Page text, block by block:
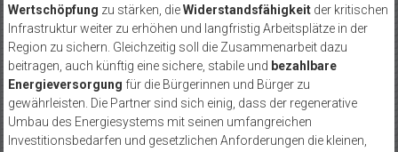
Wertschöpfung zu stärken, dieWiderstandsfähigkeitder kritischen
Infrastruktur weiter zu erhöhen und langfristig Arbeitsplätze in der
Region zu sichern. Gleichzeitig soll die Zusammenarbeit dazu
beitragen, auch künftig eine sichere, stabile und bezahlbare
Energieversorgung für die Bürgerinnen und Bürger zu
gewährleisten. Die Partner sind sich einig, dass der regenerative
Umbau des Energiesystems mit seinen umfangreichen
Investitionsbedarfen und gesetzlichen Anforderungen die kleinen,